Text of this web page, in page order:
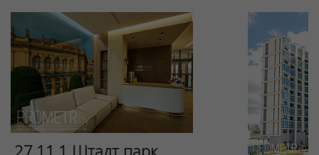
Отклонить